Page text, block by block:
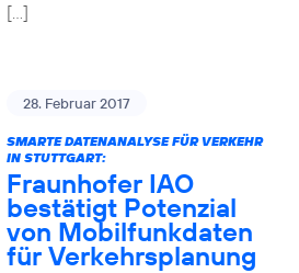
[…]
28. Februar 2017
SMARTE DATENANALYSE FÜR VERKEHR
IN STUTTGART:
Fraunhofer IAO
bestätigt Potenzial
von Mobilfunkdaten
für Verkehrsplanung